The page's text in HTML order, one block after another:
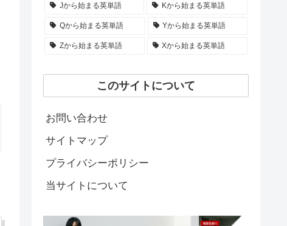
Jから始まる英単語 Kから始まる英単語
Qから始まる英単語 Yから始まる英単語
Zから始まる英単語 Xから始まる英単語
このサイトについて
お問い合わせ
サイトマップ
プライバシーポリシー
当サイトについて